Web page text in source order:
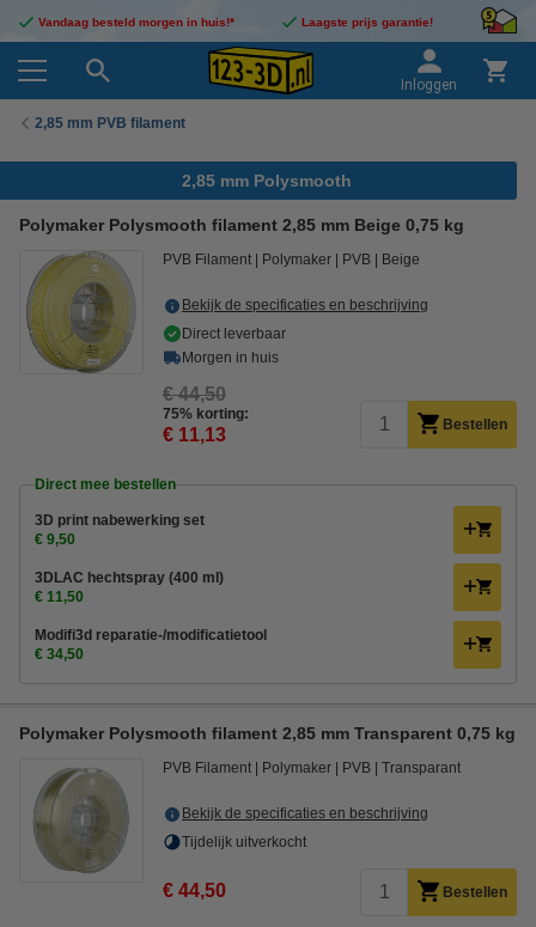
Vandaag besteld morgen in huis!* Laagste prijs garantie!
Inloggen
2,85 mm PVB filament
2,85 mm Polysmooth
Polymaker Polysmooth filament 2,85 mm Beige 0,75 kg
PVB Filament Polymaker PVB Beige
Bekijk de specificaties en beschrijving
Direct leverbaar
Morgen in huis
€ 44,50
75% korting:
€ 11,13 Bestellen
Direct mee bestellen
3D print nabewerking set
€ 9,50
3DLAC hechtspray (400 ml)
€ 11,50
Modifi3d reparatie-/modificatietool
€ 34,50
Polymaker Polysmooth filament 2,85 mm Transparent 0,75 kg
PVB Filament Polymaker PVB Transparant
Bekijk de specificaties en beschrijving
Tijdelijk uitverkocht
€ 44,50 Bestellen